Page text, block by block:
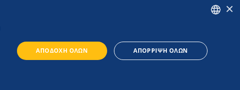
GREEK
×
ΑΠΟΔΟΧΉ ΌΛΩΝ ΑΠΌΡΡΙΨΗ ΌΛΩΝ